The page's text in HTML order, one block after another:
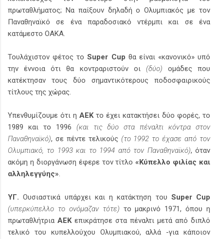
πρωταθλήματος; Να παίξουν δηλαδή ο Ολυμπιακός με τον
Παναθηναϊκό σε ένα παραδοσιακό ντέρμπι και σε ένα
κατάμεστο ΟΑΚΑ.
Τουλάχιστον φέτος τοSuper Cup θα είναι «κανονικό» υπό
την έννοια ότι θα κοντραριστούν οι (δύο) ομάδες που
κατέκτησαν τους δύο σημαντικότερους ποδοσφαιρικούς
τίτλους της χώρας.
Υπενθυμίζουμε ότι η ΑΕΚτο έχει κατακτήσει δύο φορές, το
1989 και το 1996 (και τις δύο στα πέναλτι κόντρα στον
Παναθηναϊκό), σε πέντε τελικούς (το 1992 το έχασε από τον
Ολυμπιακό, το 1993 και το 1994 από τον Παναθηναϊκό), όταν
ακόμη η διοργάνωση έφερε τον τίτλο«Κύπελλο φιλίας και
αλληλεγγύης».
ΥΓ. Ουσιαστικά υπάρχει και η κατάκτηση του Super Cup
(υπερκύπελλο το ονόμαζαν τότε) το μακρινό 1971, όπου η
πρωταθλήτρια ΑΕΚεπικράτησε στα πέναλτι μετά από διπλό
τελικό του κυπελλούχου Ολυμπιακού, αλλά -για κάποιον